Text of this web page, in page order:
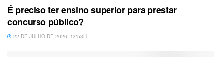
É preciso ter ensino superior para prestar
concurso público?
22 DE JULHO DE 2026, 13:53H